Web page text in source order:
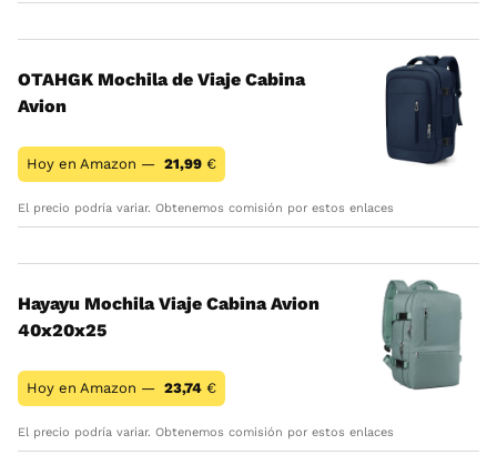
OTAHGK Mochila de Viaje Cabina
Avion
Hoy en Amazon — 21,99 €
El precio podría variar. Obtenemos comisión por estos enlaces
Hayayu Mochila Viaje Cabina Avion
40x20x25
Hoy en Amazon — 23,74 €
El precio podría variar. Obtenemos comisión por estos enlaces